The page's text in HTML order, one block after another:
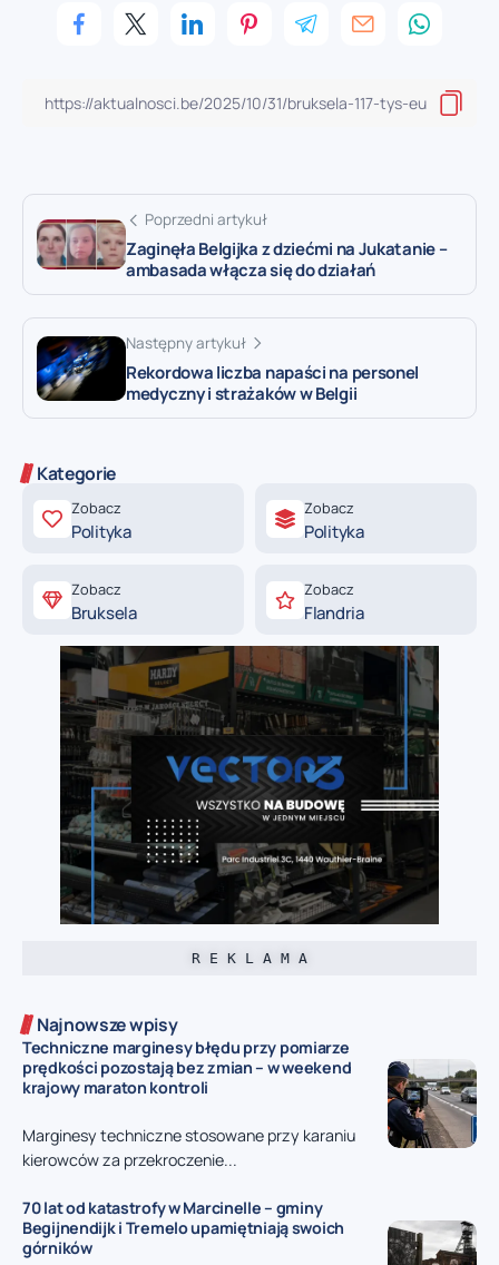
Poprzedni artykuł
Zaginęła Belgijka z dziećmi na Jukatanie –
ambasada włącza się do działań
Następny artykuł
Rekordowa liczba napaści na personel
medyczny i strażaków w Belgii
Kategorie
Zobacz
Polityka
Zobacz
Polityka
Zobacz
Bruksela
Zobacz
Flandria
R E K L A M A
Najnowsze wpisy
Techniczne marginesy błędu przy pomiarze
prędkości pozostają bez zmian – w weekend
krajowy maraton kontroli
Marginesy techniczne stosowane przy karaniu
kierowców za przekroczenie...
70 lat od katastrofy w Marcinelle – gminy
Begijnendijk i Tremelo upamiętniają swoich
górników